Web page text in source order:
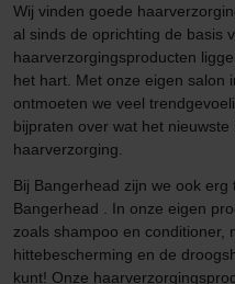
Wij vinden goede
al sinds de oprichting de basis
haarverzorgingsproducten
het hart. Met onze eigen salon
ontmoeten we veel
bijpraten over wat het
haarverzorging.
Bij Bangerhead zijn we ook
Bangerhead . In onze eigen
zoals shampoo en conditioner,
hittebescherming en de
kunt! Onze